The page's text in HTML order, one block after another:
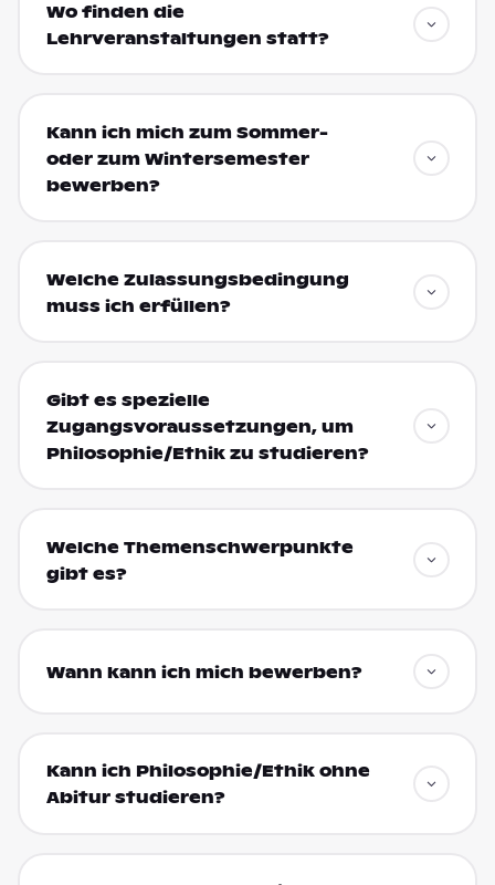
Wo finden die
Lehrveranstaltungen statt?
Kann ich mich zum Sommer-
oder zum Wintersemester
bewerben?
Welche Zulassungsbedingung
muss ich erfüllen?
Gibt es spezielle
Zugangsvoraussetzungen, um
Philosophie/Ethik zu studieren?
Welche Themenschwerpunkte
gibt es?
Wann kann ich mich bewerben?
Kann ich Philosophie/Ethik ohne
Abitur studieren?